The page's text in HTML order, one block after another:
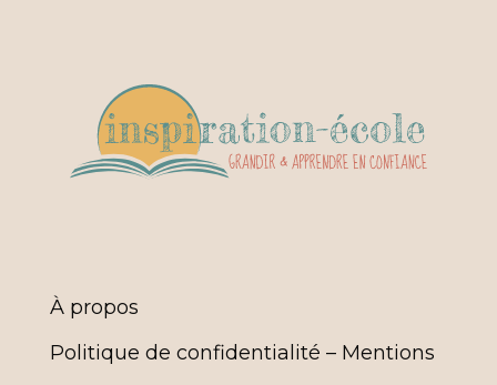
À propos
Politique de confidentialité – Mentions